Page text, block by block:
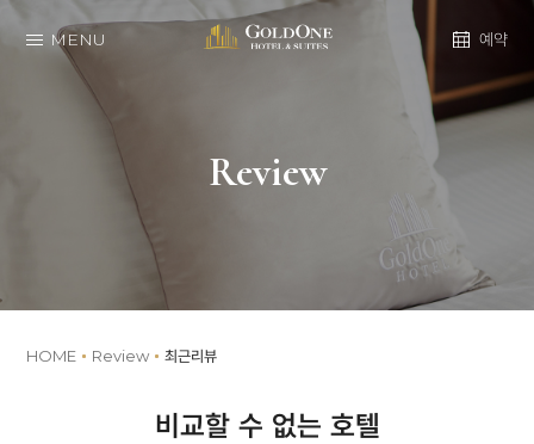
MENU 예약
Review
HOME Review 최근리뷰
비교할 수 없는 호텔